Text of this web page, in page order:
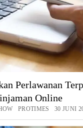
Perlawanan
Online
PROTIMES 30 JUNI